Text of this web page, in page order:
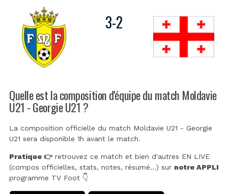
3-2
Quelle est la composition d'équipe du match Moldavie
U21 - Georgie U21 ?
La composition officielle du match Moldavie U21 - Georgie
U21 sera disponible 1h avant le match.
Pratique 👉retrouvez ce match et bien d'autres EN LIVE
(compos officielles, stats, notes, résumé...) sur notre APPLI
programme TV Foot 👇